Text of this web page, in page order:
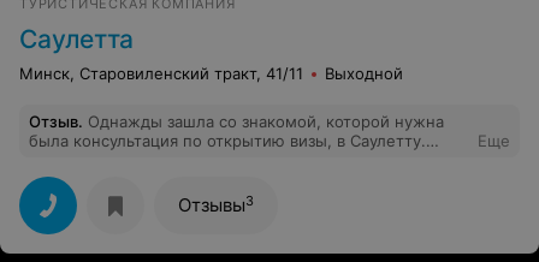
ТУРИСТИЧЕСКАЯ КОМПАНИЯ
Саулетта
Минск, Старовиленский тракт, 41/11 Выходной
Отзыв. Однажды зашла со знакомой, которой нужна
была консультация по открытию визы, в Саулетту.
несколько поездок по Беларуси с ними ездили, мужей
прихватив)))) Все довольны. Спасибо! Летний отдых
также будем планировать с Саулеттой.
Еще
Отзывы3